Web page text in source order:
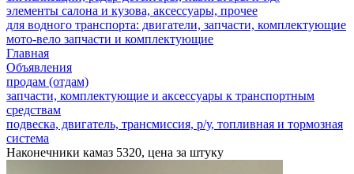
элементы салона и кузова, аксессуары, прочее
для водного транспорта: двигатели, запчасти, комплектующие
мото-вело запчасти и комплектующие
Главная
Объявления
продам (отдам)
запчасти, комплектующие и аксессуары к транспортным
средствам
подвеска, двигатель, трансмиссия, р/у, топливная и тормозная
система
Наконечники камаз 5320, цена за штуку